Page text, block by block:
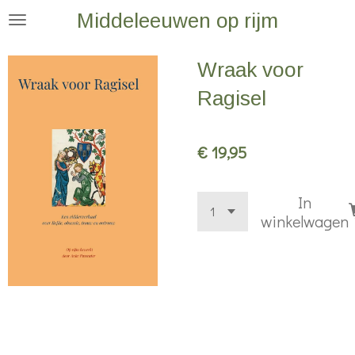
Ga
de
Middeleeuwen op rijm
Wraak voor
Ragisel
€ 19,95
In
winkelwagen